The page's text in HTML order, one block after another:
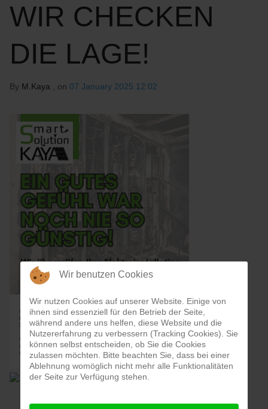
WIR CHECKEN
DIE LAGE!
By M.Kaya , on 07 January 2025 12:02
Wir benutzen Cookies
Wir nutzen Cookies auf unserer Website. Einige von
ihnen sind essenziell für den Betrieb der Seite,
während andere uns helfen, diese Website und die
Nutzererfahrung zu verbessern (Tracking Cookies). Sie
können selbst entscheiden, ob Sie die Cookies
zulassen möchten. Bitte beachten Sie, dass bei einer
Ablehnung womöglich nicht mehr alle Funktionalitäten
der Seite zur Verfügung stehen.